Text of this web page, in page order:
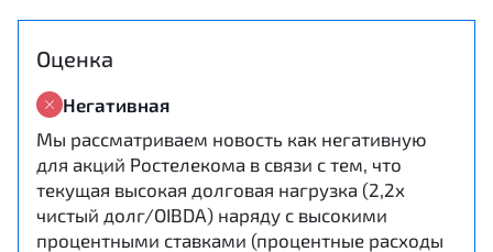
Оценка
Негативная
Мы рассматриваем новость как негативную
для акций Ростелекома в связи с тем, что
текущая высокая долговая нагрузка (2,2x
чистый долг/OIBDA) наряду с высокими
процентными ставками (процентные расходы